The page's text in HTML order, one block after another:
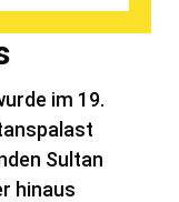
im 19.
Sultan
hinaus